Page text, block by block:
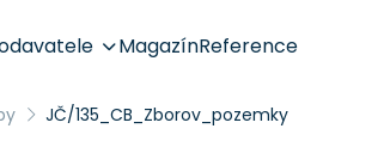
MagazínReference
JČ/135_CB_Zborov_pozemky